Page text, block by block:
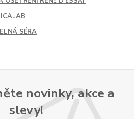
SÉRA
novinky, akce a
slevy!